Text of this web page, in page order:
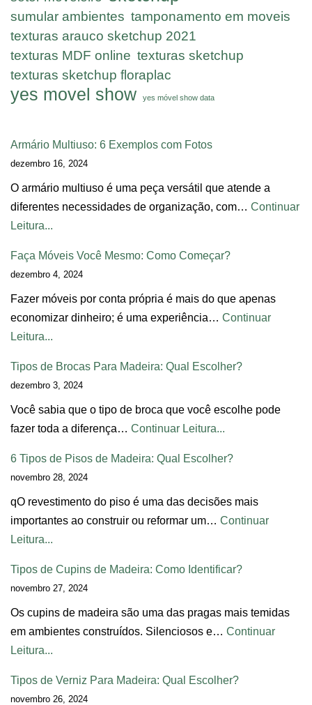
sumular ambientes tamponamento em moveis
texturas arauco sketchup 2021
texturas MDF online texturas sketchup
texturas sketchup floraplac
yes movel show yes móvel show data
Armário Multiuso: 6 Exemplos com Fotos
dezembro 16, 2024
O armário multiuso é uma peça versátil que atende a
diferentes necessidades de organização, com… Continuar
Leitura...
Faça Móveis Você Mesmo: Como Começar?
dezembro 4, 2024
Fazer móveis por conta própria é mais do que apenas
economizar dinheiro; é uma experiência… Continuar
Leitura...
Tipos de Brocas Para Madeira: Qual Escolher?
dezembro 3, 2024
Você sabia que o tipo de broca que você escolhe pode
fazer toda a diferença… Continuar Leitura...
6 Tipos de Pisos de Madeira: Qual Escolher?
novembro 28, 2024
qO revestimento do piso é uma das decisões mais
importantes ao construir ou reformar um… Continuar
Leitura...
Tipos de Cupins de Madeira: Como Identificar?
novembro 27, 2024
Os cupins de madeira são uma das pragas mais temidas
em ambientes construídos. Silenciosos e… Continuar
Leitura...
Tipos de Verniz Para Madeira: Qual Escolher?
novembro 26, 2024